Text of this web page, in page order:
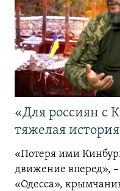
«Для россиян с
тяжелая
«Потеря ими
движение вперед»,
«Одесса»,